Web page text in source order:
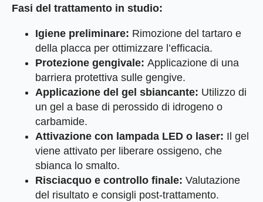
Fasi del trattamento in studio:
Igiene preliminare: Rimozione del tartaro e
della placca per ottimizzare l’efficacia.
Protezione gengivale: Applicazione di una
barriera protettiva sulle gengive.
Applicazione del gel sbiancante: Utilizzo di
un gel a base di perossido di idrogeno o
carbamide.
Attivazione con lampada LED o laser: Il gel
viene attivato per liberare ossigeno, che
sbianca lo smalto.
Risciacquo e controllo finale: Valutazione
del risultato e consigli post-trattamento.